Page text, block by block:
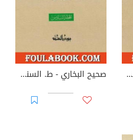
صحيح البخاري - ط. السنة - المجلد الخامس صحيح البخاري - ط. السنة - المجلد السادس